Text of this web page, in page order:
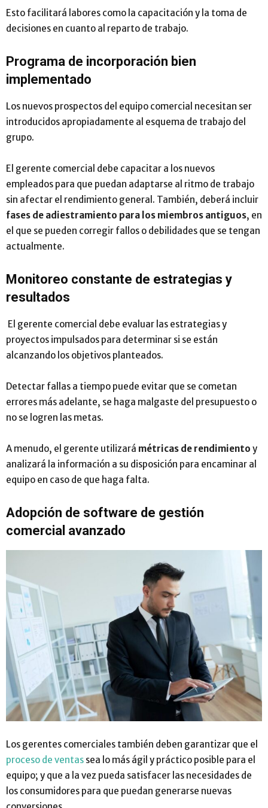
Esto facilitará labores como la capacitación y la toma de
decisiones en cuanto al reparto de trabajo.
Programa de incorporación bien
implementado
Los nuevos prospectos del equipo comercial necesitan ser
introducidos apropiadamente al esquema de trabajo del
grupo.
El gerente comercial debe capacitar a los nuevos
empleados para que puedan adaptarse al ritmo de trabajo
sin afectar el rendimiento general. También, deberá incluir
fases de adiestramiento para los miembros antiguos, en
el que se pueden corregir fallos o debilidades que se tengan
actualmente.
Monitoreo constante de estrategias y
resultados
El gerente comercial debe evaluar las estrategias y
proyectos impulsados para determinar si se están
alcanzando los objetivos planteados.
Detectar fallas a tiempo puede evitar que se cometan
errores más adelante, se haga malgaste del presupuesto o
no se logren las metas.
A menudo, el gerente utilizará métricas de rendimiento y
analizará la información a su disposición para encaminar al
equipo en caso de que haga falta.
Adopción de software de gestión
comercial avanzado
Los gerentes comerciales también deben garantizar que el
proceso de ventas sea lo más ágil y práctico posible para el
equipo; y que a la vez pueda satisfacer las necesidades de
los consumidores para que puedan generarse nuevas